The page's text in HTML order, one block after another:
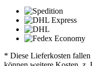
* Diese Lieferkosten fallen